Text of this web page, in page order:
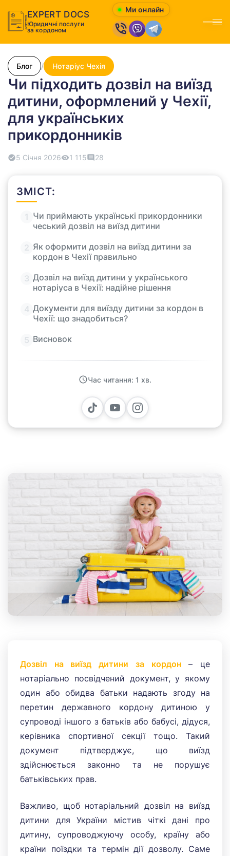
EXPERT DOCS
Юридичні послуги
за кордоном
Ми онлайн
Блог / Нотаріус Чехія
Чи підходить дозвіл на виїзд
дитини, оформлений у Чехії,
для українських
прикордонників
5 Січня 2026 1 115 28
ЗМІСТ:
Чи приймають українські прикордонники
чеський дозвіл на виїзд дитини
Як оформити дозвіл на виїзд дитини за
кордон в Чехії правильно
Дозвіл на виїзд дитини у українського
нотаріуса в Чехії: надійне рішення
Документи для виїзду дитини за кордон в
Чехії: що знадобиться?
Висновок
Час читання: 1 хв.
Дозвіл на виїзд дитини за кордон– це
нотаріально посвідчений документ, у якому
один або обидва батьки надають згоду на
перетин державного кордону дитиною у
супроводі іншого з батьків або бабусі, дідуся,
керівника спортивної секції тощо. Такий
документ підтверджує, що виїзд
здійснюється законно та не порушує
батьківських прав.
Важливо, щоб нотаріальний дозвіл на виїзд
дитини для України містив чіткі дані про
дитину, супроводжуючу особу, країну або
країни поїздки та термін дії дозволу. Саме